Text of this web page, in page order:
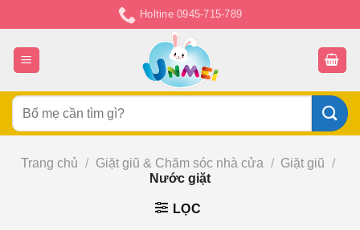
đến
nội
dung
Holtine 0945-715-789
Tìm
kiếm:
Trang chủ / Giặt giũ & Chăm sóc nhà cửa / Giặt giũ /
Nước giặt
LỌC